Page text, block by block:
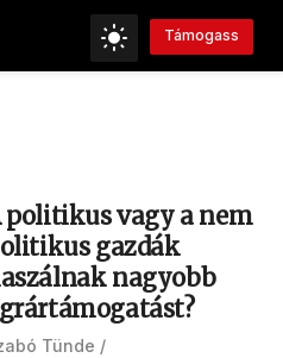
Támogass
politikus vagy a nem
gazdák
nagyobb
Tünde